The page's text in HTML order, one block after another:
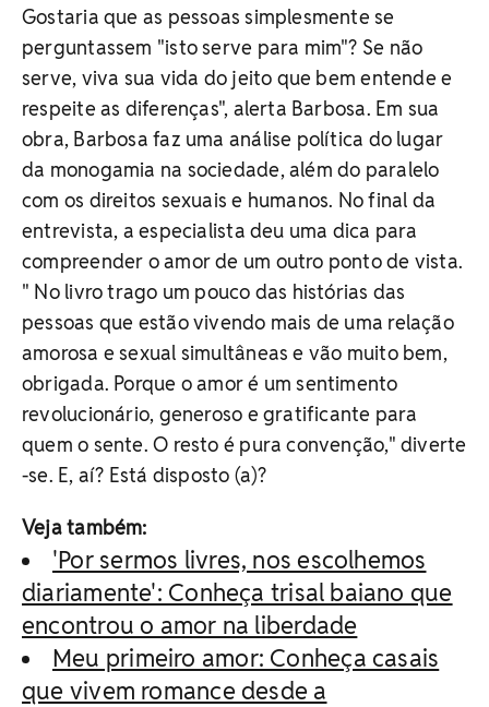
Gostaria que as pessoas simplesmente se
perguntassem "isto serve para mim"? Se não
serve, viva sua vida do jeito que bem entende e
respeite as diferenças", alerta Barbosa. Em sua
obra, Barbosa faz uma análise política do lugar
da monogamia na sociedade, além do paralelo
com os direitos sexuais e humanos. No final da
entrevista, a especialista deu uma dica para
compreender o amor de um outro ponto de vista.
" No livro trago um pouco das histórias das
pessoas que estão vivendo mais de uma relação
amorosa e sexual simultâneas e vão muito bem,
obrigada. Porque o amor é um sentimento
revolucionário, generoso e gratificante para
quem o sente. O resto é pura convenção," diverte
-se. E, aí? Está disposto (a)?
Veja também:
'Por sermos livres, nos escolhemos
diariamente': Conheça trisal baiano que
encontrou o amor na liberdade
Meu primeiro amor: Conheça casais
que vivem romance desde a